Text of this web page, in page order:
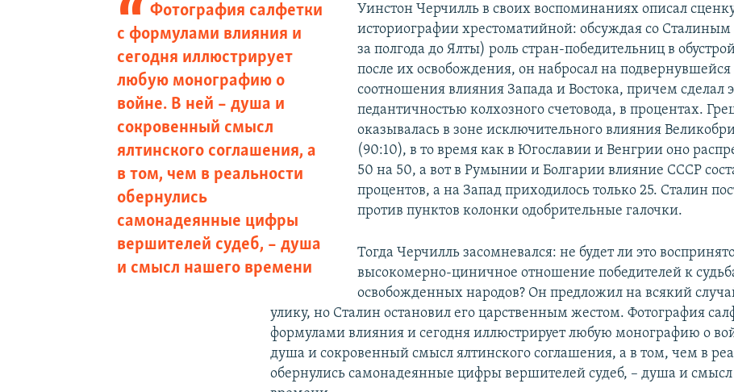
Фотография салфетки
с формулами влияния и
сегодня иллюстрирует
любую монографию о
войне. В ней – душа и
сокровенный смысл
ялтинского соглашения, а
в том, чем в реальности
обернулись
самонадеянные цифры
вершителей судеб, – душа
и смысл нашего времени
Уинстон Черчилль в своих воспоминаниях описал
историографии хрестоматийной: обсуждая со
за полгода до Ялты) роль стран-победительниц в
после их освобождения, он набросал на подвернувшейся
соотношения влияния Запада и Востока, причем сделал
педантичностью колхозного счетовода, в процентах.
оказывалась в зоне исключительного влияния
(90:10), в то время как в Югославии и Венгрии оно
50 на 50, а вот в Румынии и Болгарии влияние СССР
процентов, а на Запад приходилось только 25. Сталин
против пунктов колонки одобрительные галочки.
Тогда Черчилль засомневался: не будет ли это
высокомерно-циничное отношение победителей к
освобожденных народов? Он предложил на всякий
улику, но Сталин остановил его царственным жестом. Фотография
формулами влияния и сегодня иллюстрирует любую монографию о
душа и сокровенный смысл ялтинского соглашения, а в том, чем в
обернулись самонадеянные цифры вершителей судеб, – душа и